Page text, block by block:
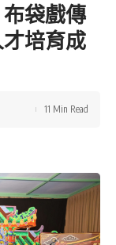
袋戲傳
培育成
11 Min Read